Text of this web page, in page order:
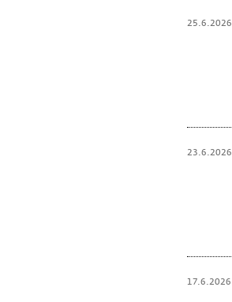
25.6.2026
23.6.2026
17.6.2026